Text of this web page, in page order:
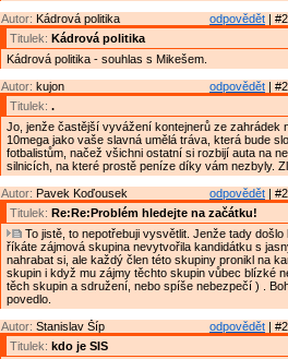
odpovědět |
Autor: Kádrová politika
Titulek: Kádrová politika
Kádrová politika - souhlas s Mikešem.
odpovědět |
Autor: kujon
Titulek: .
Jo, jenže častější vyvážení kontejnerů ze zahrádek
10mega jako vaše slavná umělá tráva, která bude
fotbalistům, načež všichni ostatní si rozbijí auta na
silnicích, na které prostě peníze díky vám nezbyly.
odpovědět |
Autor: Pavek Koďousek
Titulek: Re:Re:Problém hledejte na začátku!
To jistě, to nepotřebuji vysvětlit. Jenže tady
říkáte zájmová skupina nevytvořila kandidátku s
nahrabat si, ale každý člen této skupiny pronikl na
skupin i když mu zájmy těchto skupin vůbec blízké
těch skupin a sdružení, nebo spíše nebezpečí ) .
povedlo.
odpovědět |
Autor: Stanislav Šíp
Titulek: kdo je SIS